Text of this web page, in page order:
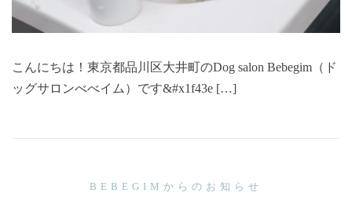
こんにちは！東京都品川区大井町のDog salon Bebegim（ド
ッグサロンべべイム）です&#x1f43e […]
BEBEGIMからのお知らせ